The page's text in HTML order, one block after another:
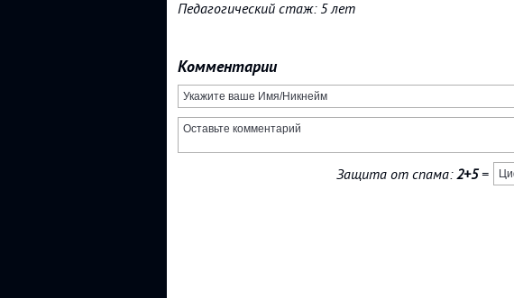
Педагогический стаж: 5 лет
Комментарии
Защита от спама:2+5=